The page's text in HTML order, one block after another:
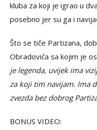
kluba za koji je igrao u
posebno jer su ga i
Što se tiče Partizana,
Obradovića sa kojim je
je legenda, uvijek ima
za koji tim navijam. Ima
zvezda bez dobrog
BONUS VIDEO: